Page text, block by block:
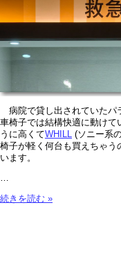
病院で貸し出されていたパ
車椅子では結構快適に動けて
うに高くてWHILL (ソニー系
椅子が軽く何台も買えちゃう
います。
続きを読む »